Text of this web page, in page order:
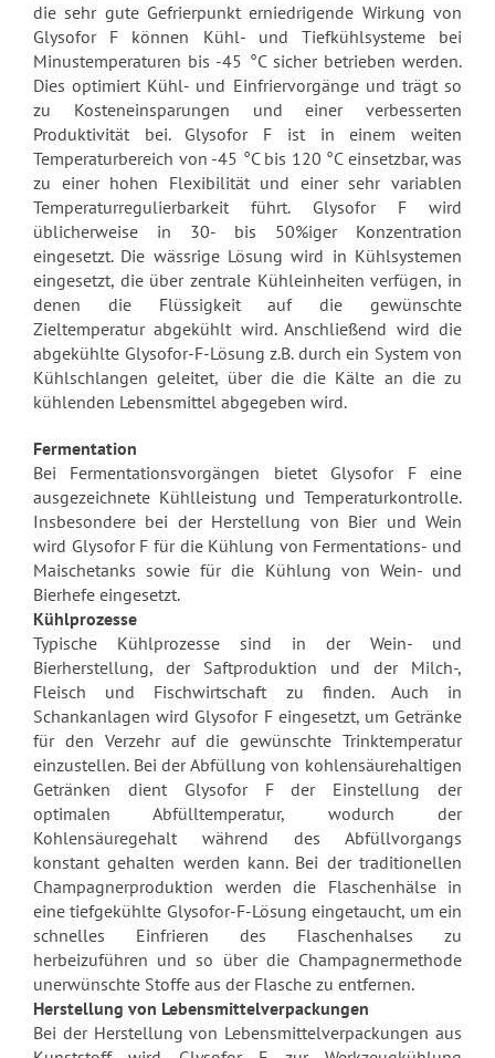
die sehr gute Gefrierpunkt erniedrigende Wirkung von
Glysofor F können Kühl- und Tiefkühlsysteme bei
Minustemperaturen bis -45 °C sicher betrieben werden.
Dies optimiert Kühl- und Einfriervorgänge und trägt so
zu Kosteneinsparungen und einer verbesserten
Produktivität bei. Glysofor F ist in einem weiten
Temperaturbereich von -45 °C bis 120 °C einsetzbar, was
zu einer hohen Flexibilität und einer sehr variablen
Temperaturregulierbarkeit führt. Glysofor F wird
üblicherweise in 30- bis 50%iger Konzentration
eingesetzt. Die wässrige Lösung wird in Kühlsystemen
eingesetzt, die über zentrale Kühleinheiten verfügen, in
denen die Flüssigkeit auf die gewünschte
Zieltemperatur abgekühlt wird. Anschließend wird die
abgekühlte Glysofor-F-Lösung z.B. durch ein System von
Kühlschlangen geleitet, über die die Kälte an die zu
kühlenden Lebensmittel abgegeben wird.
Fermentation
Bei Fermentationsvorgängen bietet Glysofor F eine
ausgezeichnete Kühlleistung und Temperaturkontrolle.
Insbesondere bei der Herstellung von Bier und Wein
wird Glysofor F für die Kühlung von Fermentations- und
Maischetanks sowie für die Kühlung von Wein- und
Bierhefe eingesetzt.
Kühlprozesse
Typische Kühlprozesse sind in der Wein- und
Bierherstellung, der Saftproduktion und der Milch-,
Fleisch und Fischwirtschaft zu finden. Auch in
Schankanlagen wird Glysofor F eingesetzt, um Getränke
für den Verzehr auf die gewünschte Trinktemperatur
einzustellen. Bei der Abfüllung von kohlensäurehaltigen
Getränken dient Glysofor F der Einstellung der
optimalen Abfülltemperatur, wodurch der
Kohlensäuregehalt während des Abfüllvorgangs
konstant gehalten werden kann. Bei der traditionellen
Champagnerproduktion werden die Flaschenhälse in
eine tiefgekühlte Glysofor-F-Lösung eingetaucht, um ein
schnelles Einfrieren des Flaschenhalses zu
herbeizuführen und so über die Champagnermethode
unerwünschte Stoffe aus der Flasche zu entfernen.
Herstellung von Lebensmittelverpackungen
Bei der Herstellung von Lebensmittelverpackungen aus